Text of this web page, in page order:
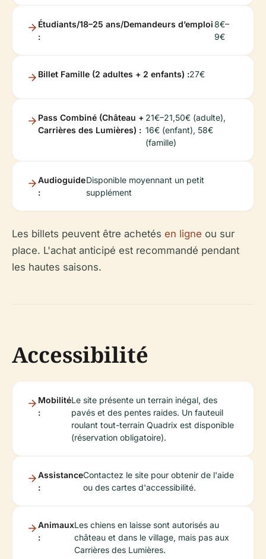
Étudiants/18–25 ans/Demandeurs d’emploi
:
8€–
9€
Billet Famille (2 adultes + 2 enfants) :27€
Pass Combiné (Château +
Carrières des Lumières) :
21€–21,50€ (adulte),
16€ (enfant), 58€
(famille)
Audioguide
:
Disponible moyennant un petit
supplément
Les billets peuvent être achetés en ligne ou sur
place. L'achat anticipé est recommandé pendant
les hautes saisons.
Accessibilité
Mobilité
:
Le site présente un terrain inégal, des
pavés et des pentes raides. Un fauteuil
roulant tout-terrain Quadrix est disponible
(réservation obligatoire).
Assistance
:
Contactez le site pour obtenir de l'aide
ou des cartes d'accessibilité.
Animaux
:
Les chiens en laisse sont autorisés au
château et dans le village, mais pas aux
Carrières des Lumières.